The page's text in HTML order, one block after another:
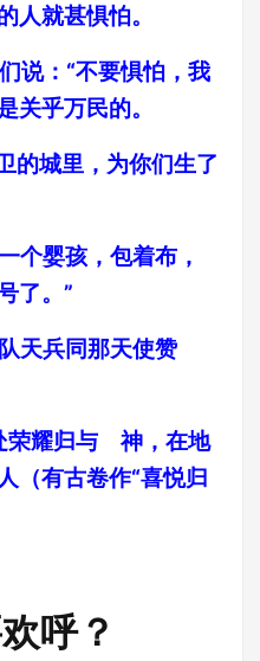
人就甚惧怕。
说：“不要惧怕，我
关乎万民的。
的城里，为你们生了
个婴孩，包着布，
了。”
天兵同那天使赞
荣耀归与 神，在地
（有古卷作“喜悦归
呼？